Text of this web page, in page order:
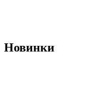
Новинки